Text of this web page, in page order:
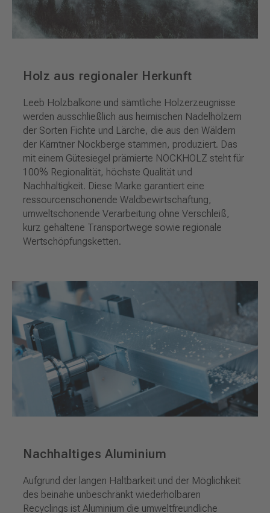
Holz aus regionaler Herkunft
Leeb Holzbalkone und sämtliche Holzerzeugnisse
werden ausschließlich aus heimischen Nadelhölzern
der Sorten Fichte und Lärche, die aus den Wäldern
der Kärntner Nockberge stammen, produziert. Das
mit einem Gütesiegel prämierte NOCKHOLZ steht für
100% Regionalität, höchste Qualität und
Nachhaltigkeit. Diese Marke garantiert eine
ressourcenschonende Waldbewirtschaftung,
umweltschonende Verarbeitung ohne Verschleiß,
kurz gehaltene Transportwege sowie regionale
Wertschöpfungsketten.
Nachhaltiges Aluminium
Aufgrund der langen Haltbarkeit und der Möglichkeit
des beinahe unbeschränkt wiederholbaren
Recyclings ist Aluminium die umweltfreundliche